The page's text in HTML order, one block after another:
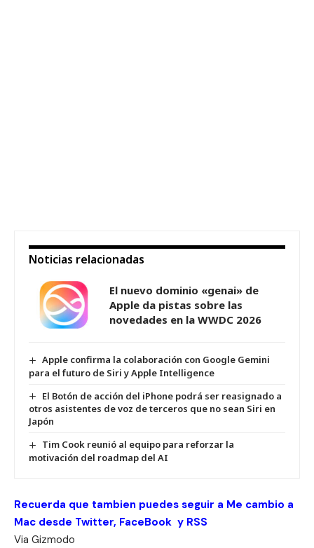
Noticias relacionadas
El nuevo dominio «genai» de
Apple da pistas sobre las
novedades en la WWDC 2026
Apple confirma la colaboración con Google Gemini
para el futuro de Siri y Apple Intelligence
El Botón de acción del iPhone podrá ser reasignado a
otros asistentes de voz de terceros que no sean Siri en
Japón
Tim Cook reunió al equipo para reforzar la
motivación del roadmap del AI
Recuerda que tambien puedes seguir a Me cambio a
Mac desde Twitter, FaceBook y RSS
Via Gizmodo